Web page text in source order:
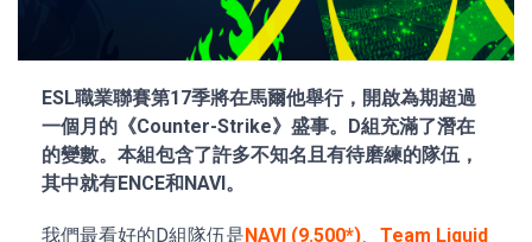
ESL職業聯賽第17季將在馬爾他舉行，開啟為期超過
一個月的《Counter-Strike》盛事。D組充滿了潛在
的變數。本組包含了許多不知名且有待磨練的隊伍，
其中就有ENCE和NAVI。
我們最看好的D組隊伍是NAVI (9.500*)、 Team Liquid